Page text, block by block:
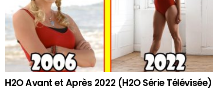
H2O Avant et Après 2022 (H2O Série Télévisée)